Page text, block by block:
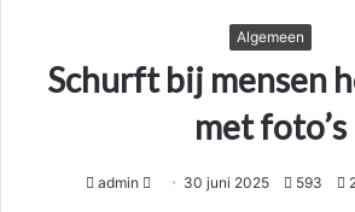
Algemeen
Schurft bij mensen
met foto’s
admin
Send 30 juni 2025 593